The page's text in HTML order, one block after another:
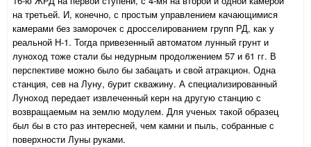
на третьей. И, конечно, с простым управлением качающимися
камерами без заморочек с дросселированием групп РД, как у
реальной Н-1. Тогда привезенный автоматом лунный грунт и
луноход тоже стали бы недурным продолжением 57 и 61 гг. В
перспективе можно было бы забацать и свой атракцион. Одна
станция, сев на Луну, бурит скважину. А специализированный
Луноход передает извлеченный керн на другую станцию с
возвращаемым на землю модулем. Для ученых такой образец
был бы в сто раз интересней, чем камни и пыль, собранные с
поверхности Луны руками.